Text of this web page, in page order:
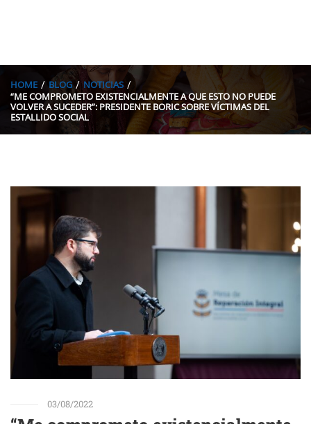
HOME BLOG
NOTICIAS
“ME COMPROMETO EXISTENCIALMENTE A QUE ESTO NO PUEDE
VOLVER A SUCEDER”: PRESIDENTE BORIC SOBRE VÍCTIMAS DEL
ESTALLIDO SOCIAL
03/08/2022